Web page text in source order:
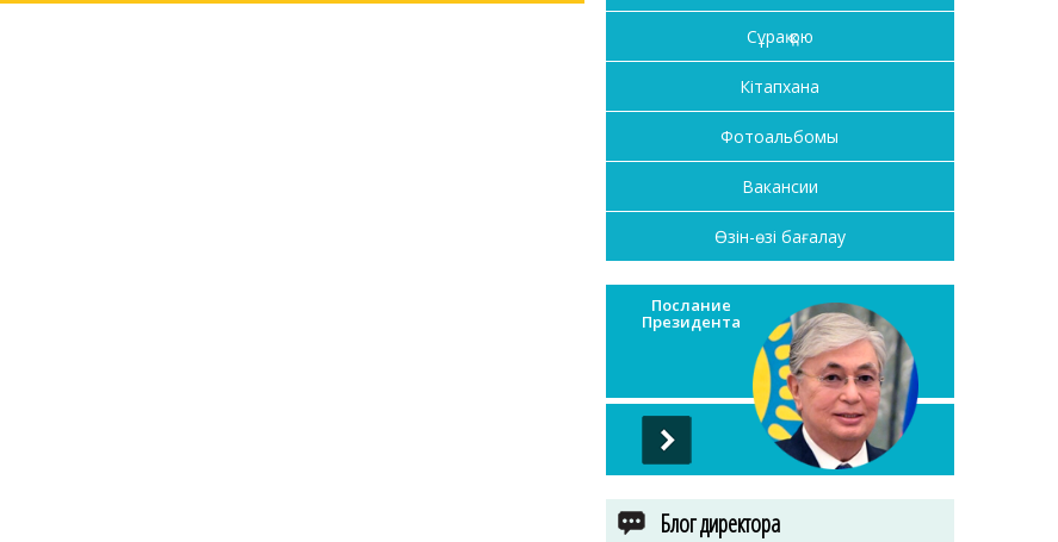
Сұрақ қою
Кітапхана
Фотоальбомы
Вакансии
Өзін-өзі бағалау
Послание
Президента
Блог директора